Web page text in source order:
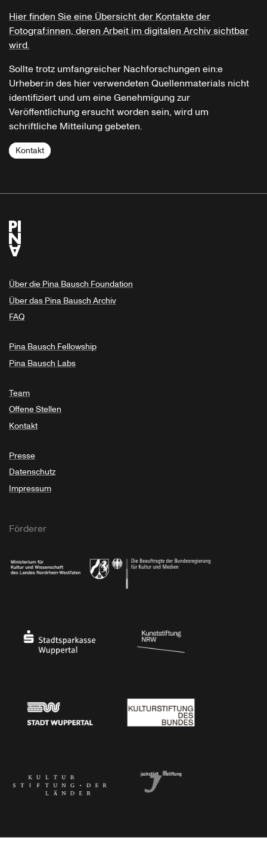
Hier finden Sie eine Übersicht der Kontakte der
Fotograf:innen, deren Arbeit im digitalen Archiv sichtbar
wird.
Sollte trotz umfangreicher Nachforschungen ein:e
Urheber:in des hier verwendeten Quellenmaterials nicht
identifiziert und um eine Genehmigung zur
Veröffentlichung ersucht worden sein, wird um
schriftliche Mitteilung gebeten.
Kontakt
Über die Pina Bausch Foundation
Über das Pina Bausch Archiv
FAQ
Pina Bausch Fellowship
Pina Bausch Labs
Team
Offene Stellen
Kontakt
Presse
Datenschutz
Impressum
Förderer